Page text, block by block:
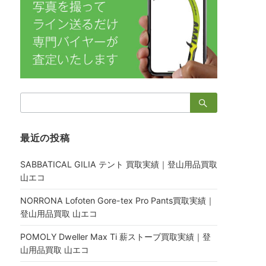
索：
最近の投稿
SABBATICAL GILIA テント 買取実績｜登山用品買取
山エコ
NORRONA Lofoten Gore-tex Pro Pants買取実績｜
登山用品買取 山エコ
POMOLY Dweller Max Ti 薪ストーブ買取実績｜登
山用品買取 山エコ